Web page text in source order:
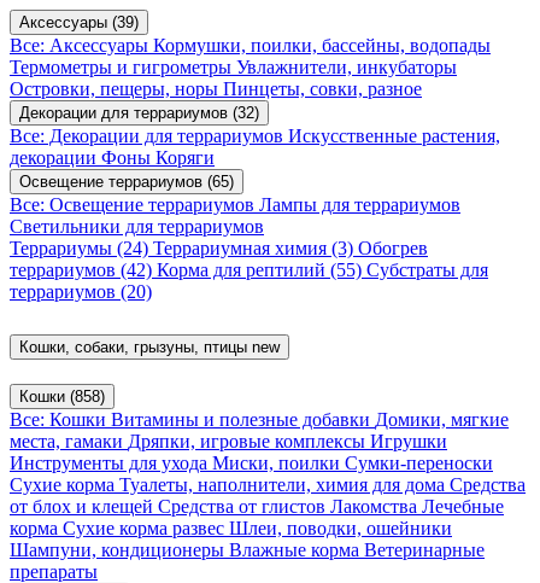
Аксессуары (39)
Все: Аксессуары Кормушки, поилки, бассейны, водопады
Термометры и гигрометры Увлажнители, инкубаторы
Островки, пещеры, норы Пинцеты, совки, разное
Декорации для террариумов (32)
Все: Декорации для террариумов Искусственные растения,
декорации Фоны Коряги
Освещение террариумов (65)
Все: Освещение террариумов Лампы для террариумов
Светильники для террариумов
Террариумы (24) Террариумная химия (3) Обогрев
террариумов (42) Корма для рептилий (55) Субстраты для
террариумов (20)
Кошки, собаки, грызуны, птицы new
Кошки (858)
Все: Кошки Витамины и полезные добавки Домики, мягкие
места, гамаки Дряпки, игровые комплексы Игрушки
Инструменты для ухода Миски, поилки Сумки-переноски
Сухие корма Туалеты, наполнители, химия для дома Средства
от блох и клещей Средства от глистов Лакомства Лечебные
корма Сухие корма развес Шлеи, поводки, ошейники
Шампуни, кондиционеры Влажные корма Ветеринарные
препараты